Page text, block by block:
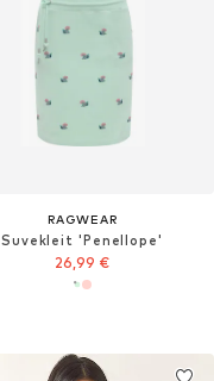
RAGWEAR
Suvekleit 'Penellope'
26,99 €